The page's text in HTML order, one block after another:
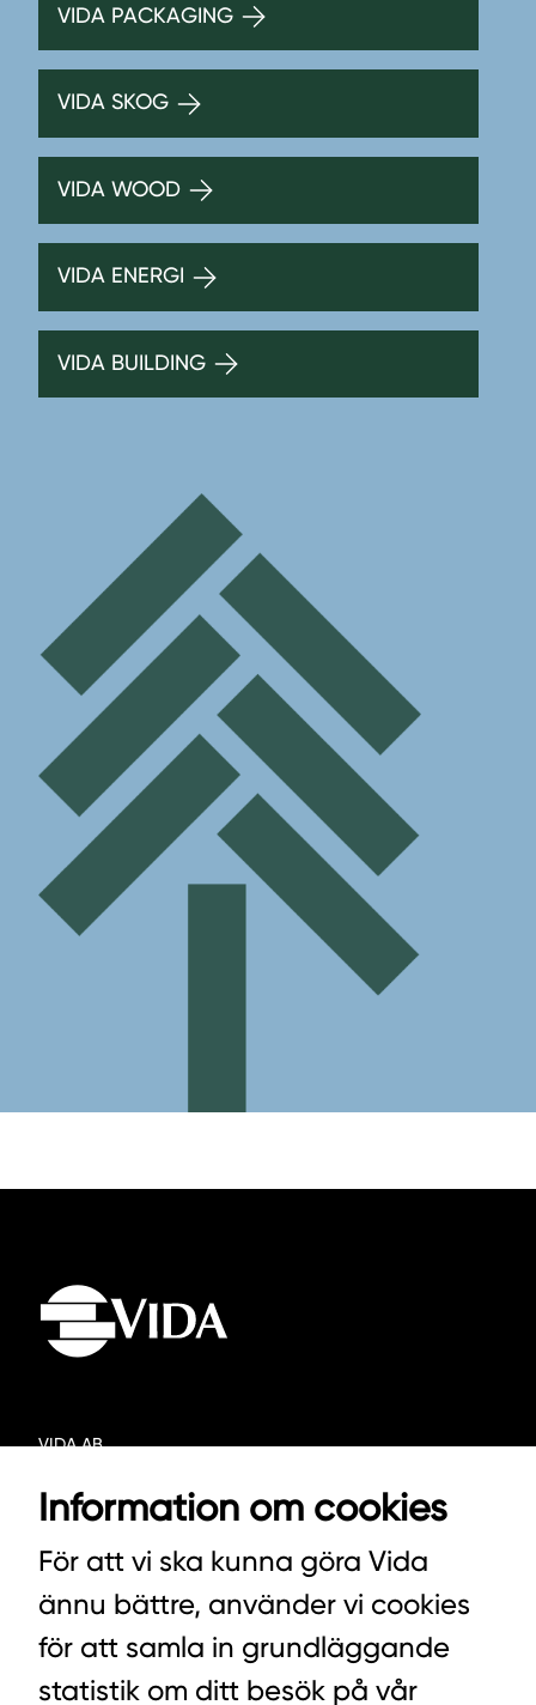
VIDA PACKAGING
VIDA SKOG
VIDA WOOD
VIDA ENERGI
VIDA BUILDING
VIDA AB
342 21 ALVESTA
VÄXEL HUVUDKONTORET: 0472-439 00
VÄXEL PELLETS/STALLSTRÖ: 0393-216 50
Information om cookies
För att vi ska kunna göra Vida
ännu bättre, använder vi cookies
för att samla in grundläggande
statistik om ditt besök på vår